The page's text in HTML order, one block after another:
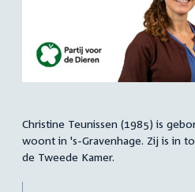
Samenvatting
Christine Teunissen (1985) is
woont in 's-Gravenhage. Zij is in
de Tweede Kamer.